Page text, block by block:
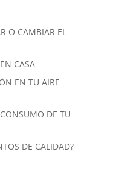
O CAMBIAR EL
CASA
EN TU AIRE
DE TU
DE CALIDAD?